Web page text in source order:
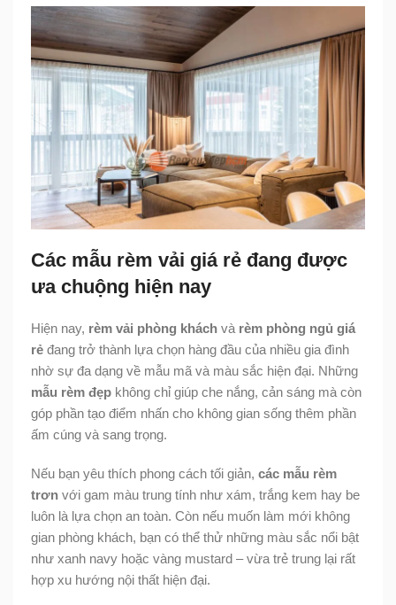
Các mẫu rèm vải giá rẻ đang được
ưa chuộng hiện nay
Hiện nay, rèm vải phòng khách và rèm phòng ngủ giá
rẻ đang trở thành lựa chọn hàng đầu của nhiều gia đình
nhờ sự đa dạng về mẫu mã và màu sắc hiện đại. Những
mẫu rèm đẹp không chỉ giúp che nắng, cản sáng mà còn
góp phần tạo điểm nhấn cho không gian sống thêm phần
ấm cúng và sang trọng.
Nếu bạn yêu thích phong cách tối giản, các mẫu rèm
trơn với gam màu trung tính như xám, trắng kem hay be
luôn là lựa chọn an toàn. Còn nếu muốn làm mới không
gian phòng khách, bạn có thể thử những màu sắc nổi bật
như xanh navy hoặc vàng mustard – vừa trẻ trung lại rất
hợp xu hướng nội thất hiện đại.